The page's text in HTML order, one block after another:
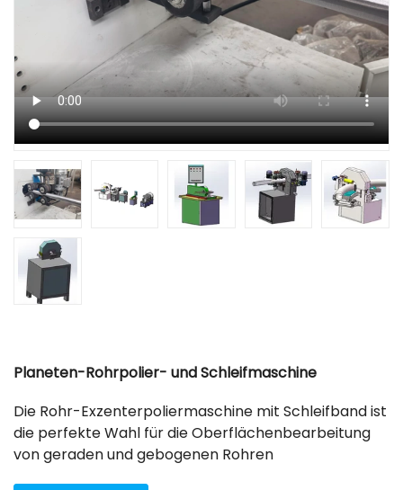
Planeten-Rohrpolier- und Schleifmaschine
Die Rohr-Exzenterpoliermaschine mit Schleifband ist
die perfekte Wahl für die Oberflächenbearbeitung
von geraden und gebogenen Rohren